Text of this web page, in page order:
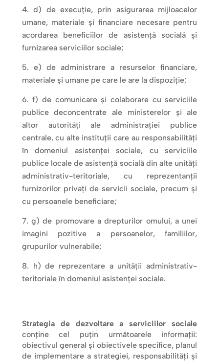
d) de execuție, prin asigurarea mijloacelor
umane, materiale și financiare necesare pentru
acordarea beneficiilor de asistență socială și
furnizarea serviciilor sociale;
e) de administrare a resurselor financiare,
materiale și umane pe care le are la dispoziție;
f) de comunicare și colaborare cu serviciile
publice deconcentrate ale ministerelor și ale
altor autorități ale administrației publice
centrale, cu alte instituții care au responsabilități
în domeniul asistenței sociale, cu serviciile
publice locale de asistență socială din alte unități
administrativ-teritoriale, cu reprezentanții
furnizorilor privați de servicii sociale, precum și
cu persoanele beneficiare;
g) de promovare a drepturilor omului, a unei
imagini pozitive a persoanelor, familiilor,
grupurilor vulnerabile;
h) de reprezentare a unității administrativ-
teritoriale în domeniul asistenței sociale.
Strategia de dezvoltare a serviciilor sociale
conține cel puțin următoarele informații:
obiectivul general și obiectivele specifice, planul
de implementare a strategiei, responsabilități și